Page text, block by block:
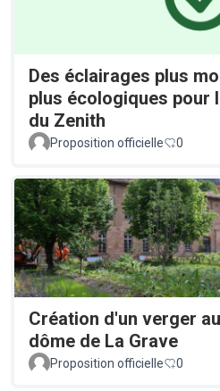
Des éclairages plus
plus écologiques pour
du Zenith
Proposition officielle 0
Création d'un verger
dôme de La Grave
Proposition officielle 0